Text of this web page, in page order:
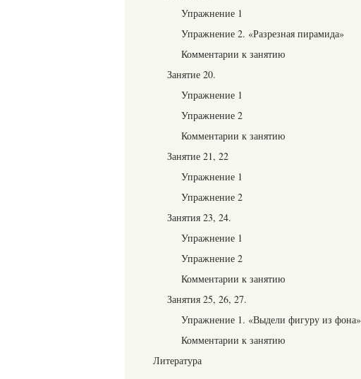
Упражнение 1
Упражнение 2. «Разрезная пирамида»
Комментарии к занятию
Занятие 20.
Упражнение 1
Упражнение 2
Комментарии к занятию
Занятие 21, 22
Упражнение 1
Упражнение 2
Занятия 23, 24.
Упражнение 1
Упражнение 2
Комментарии к занятию
Занятия 25, 26, 27.
Упражнение 1. «Выдели фигуру из фона»
Комментарии к занятию
Литература